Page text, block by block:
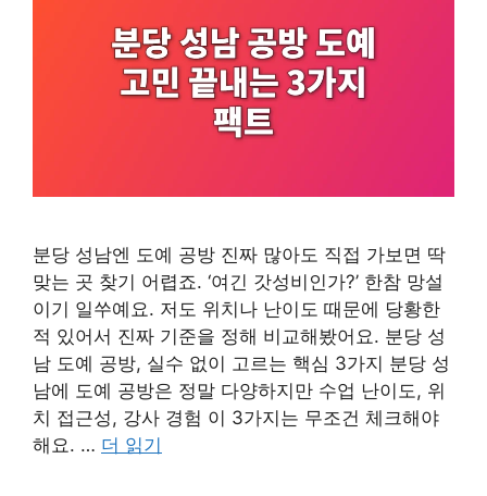
분당 성남엔 도예 공방 진짜 많아도 직접 가보면 딱
맞는 곳 찾기 어렵죠. ‘여긴 갓성비인가?’ 한참 망설
이기 일쑤예요. 저도 위치나 난이도 때문에 당황한
적 있어서 진짜 기준을 정해 비교해봤어요. 분당 성
남 도예 공방, 실수 없이 고르는 핵심 3가지 분당 성
남에 도예 공방은 정말 다양하지만 수업 난이도, 위
치 접근성, 강사 경험 이 3가지는 무조건 체크해야
해요. … 더 읽기